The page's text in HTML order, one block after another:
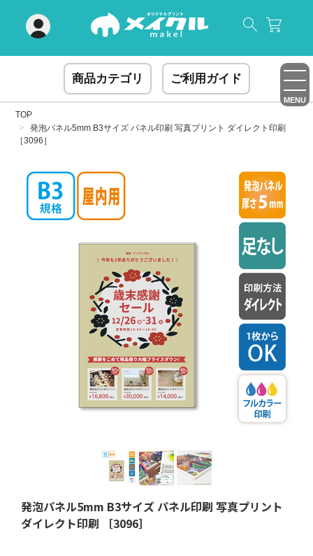
商品カテゴリ ご利用ガイド
MENU
TOP
発泡パネル5mm B3サイズ パネル印刷 写真プリント ダイレクト印刷
［3096］
発泡パネル5mm B3サイズ パネル印刷 写真プリント
ダイレクト印刷 ［3096］